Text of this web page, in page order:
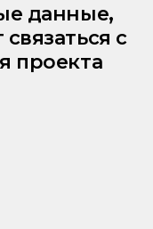
данные,
с
проекта